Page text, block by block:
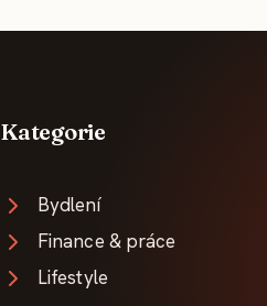
Kategorie
Bydlení
Finance & práce
Lifestyle